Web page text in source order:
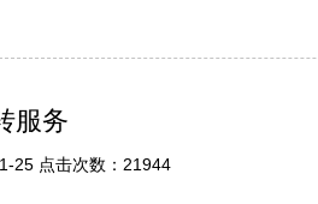
服务
25 点击次数：21944